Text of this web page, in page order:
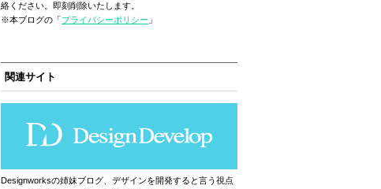
絡ください。即刻削除いたします。
※本ブログの「プライバシーポリシー 」
関連サイト
Designworksの姉妹ブログ、デザインを開発すると言う視点